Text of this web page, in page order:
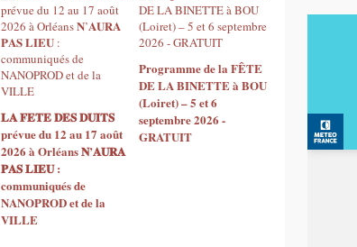
𝐋𝐀 𝐅𝐄𝐓𝐄 𝐃𝐄𝐒 𝐃𝐔𝐈𝐓𝐒
prévue du 12 au 17 août
2026 à Orléans 𝐍’𝐀𝐔𝐑𝐀
𝐏𝐀𝐒 𝐋𝐈𝐄𝐔 :
communiqués de
NANOPROD et de la
VILLE
Programme de la FÊTE
DE LA BINETTE à BOU
(Loiret) – 5 et 6
septembre 2026 -
GRATUIT